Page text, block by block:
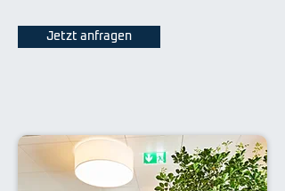
Jetzt anfragen